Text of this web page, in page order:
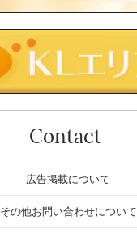
Contact
広告掲載について
その他お問い合わせについて